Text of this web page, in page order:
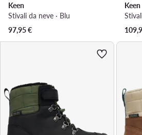
Keen
Stivali da neve · Blu
97,95€
Keen